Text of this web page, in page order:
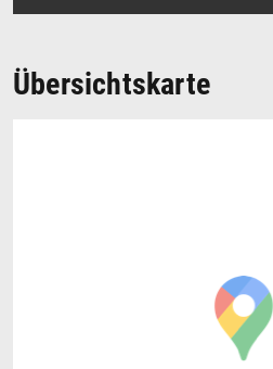
Übersichtskarte